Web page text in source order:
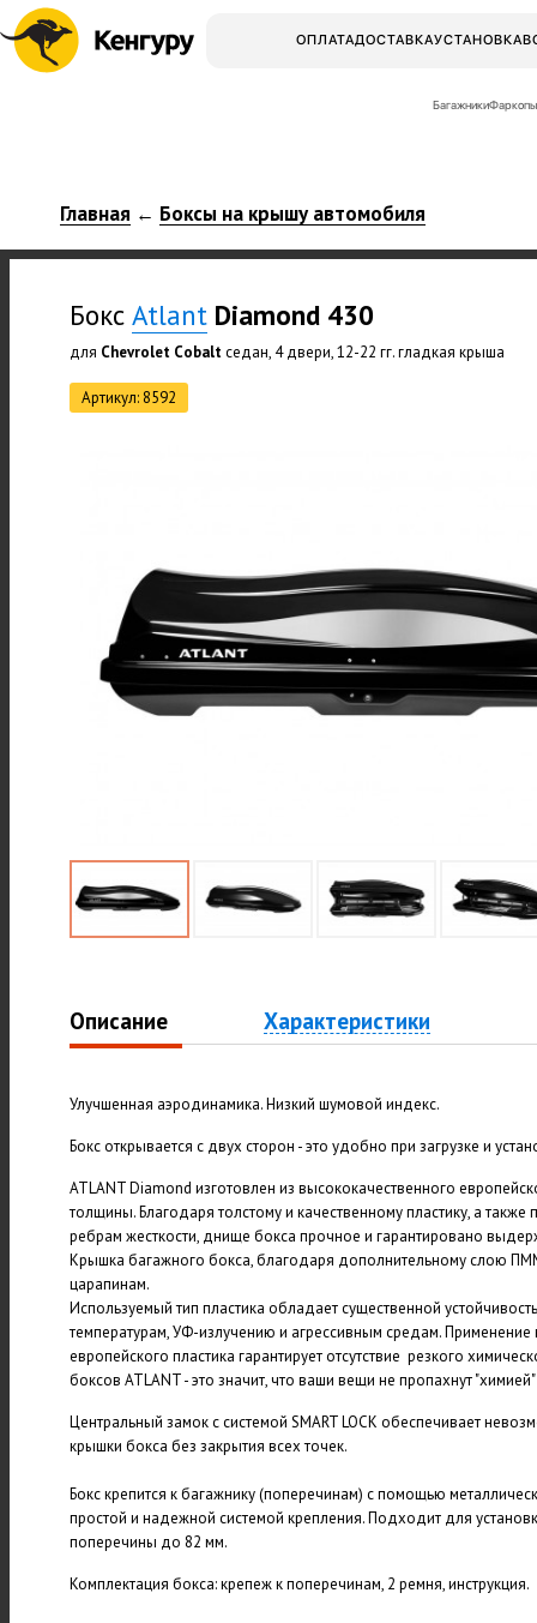
ОПЛАТАДОСТАВКАУСТАНОВКА
БагажникиФаркопы
Главная ← Боксы на крышу автомобиля
Бокс Atlant Diamond 430
для Chevrolet Cobaltседан, 4 двери, 12-22 гг. гладкая крыша
Артикул: 8592
Описание Характеристики
Улучшенная аэродинамика. Низкий шумовой индекс.
Бокс открывается с двух сторон - это удобно при загрузке и
ATLANT Diamond изготовлен из высококачественного
толщины. Благодаря толстому и качественному пластику, а
ребрам жесткости, днище бокса прочное и гарантировано
Крышка багажного бокса, благодаря дополнительному слою
царапинам.
Используемый тип пластика обладает существенной
температурам, УФ-излучению и агрессивным средам. Применение
европейского пластика гарантирует отсутствие резкого
боксов ATLANT - это значит, что ваши вещи не пропахнут
Центральный замок с системой SMART LOCK обеспечивает
крышки бокса без закрытия всех точек.
Бокс крепится к багажнику (поперечинам) с помощью
простой и надежной системой крепления. Подходит для
поперечины до 82 мм.
Комплектация бокса: крепеж к поперечинам, 2 ремня, инструкция.